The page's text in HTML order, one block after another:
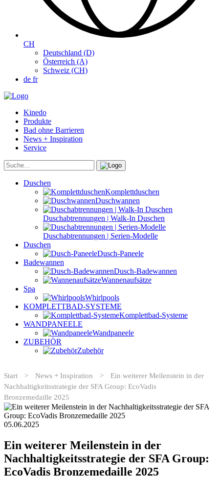
CH
Deutschland (D)
Österreich (A)
Schweiz (CH)
de fr
Kinedo
Produkte
Bad ohne Barrieren
News + Inspiration
Service
Duschen
Komplettduschen
Duschwannen
Duschabtrennungen | Walk-In Duschen
Duschabtrennungen | Serien-Modelle
Duschen
Dusch-Paneele
Badewannen
Dusch-Badewannen
Wannenaufsätze
Spa
Whirlpools
KOMPLETTBAD-SYSTEME
Komplettbad-Systeme
WANDPANEELE
Wandpaneele
ZUBEHÖR
Zubehör
Start > News + Inspiration >
Ein weiterer Meilenstein in der
Nachhaltigkeitsstrategie der SFA Group: EcoVadis
Bronzemedaille 2025
05.06.2025
Ein weiterer Meilenstein in der
Nachhaltigkeitsstrategie der SFA Group:
EcoVadis Bronzemedaille 2025